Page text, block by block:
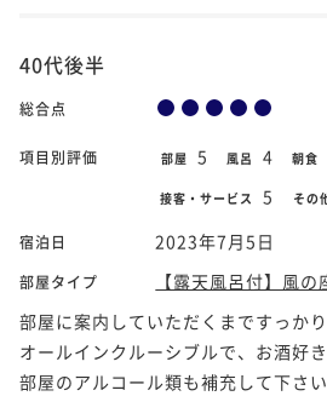
40代後半
総合点
項目別評価 部屋 5 風呂 4 朝食
接客・サービス 5 その
宿泊日 2023年7月5日
部屋タイプ
【露天風呂付】風の
部屋に案内していただくまですっか
オールインクルーシブルで、お酒好
部屋のアルコール類も補充して下さ